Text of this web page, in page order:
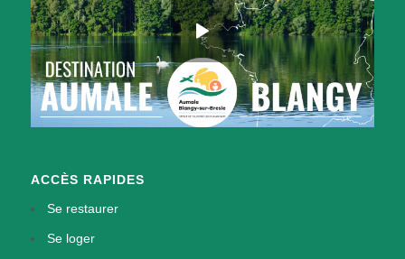
ACCÈS RAPIDES
Se restaurer
Se loger